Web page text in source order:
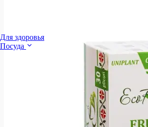
Для здоровья
Посуда